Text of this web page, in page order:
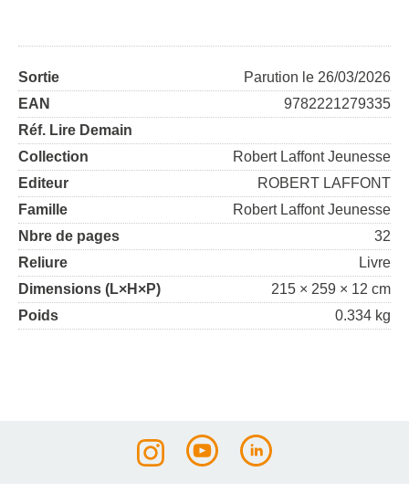
Sortie
Parution le 26/03/2026
EAN
9782221279335
Réf. Lire Demain
Collection
Robert Laffont Jeunesse
Editeur
ROBERT LAFFONT
Famille
Robert Laffont Jeunesse
Nbre de pages
32
Reliure
Livre
Dimensions (L×H×P)
215 × 259 × 12 cm
Poids
0.334 kg